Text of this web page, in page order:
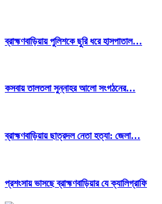
ব্রাহ্মণবাড়িয়ায় পুলিশকে ছুরি ধরে হাসপাতাল…
কসবায় তালতলা সুন্নাহর আলো সংগঠনের…
ব্রাহ্মণবাড়িয়ায় ছাত্রদল নেতা হত্যা: জেলা…
প্রশংসায় ভাসছে ব্রাহ্মণবাড়িয়ার যে ক্যালিগ্রাফি